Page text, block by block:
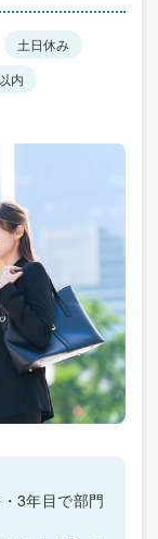
土日休み
内
3年目で部門